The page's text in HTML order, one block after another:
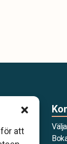
att
är